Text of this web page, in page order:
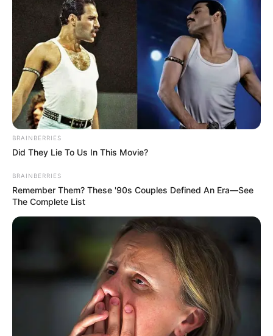
Posted
in
Friss hírek
Döbbenetes fordulat az eltűnt
fiú ügyében: Felfoghatatlan
kegyetlenség!Iskolatársai
gyilkoltak meg egy 15 éves fiút
👇 Cikk a hozzászólásoknál!
May 25, 2026
BRAINBERRIES
Did They Lie To Us In This Movie?
BRAINBERRIES
Remember Them? These '90s Couples Defined An Era—See
The Complete List